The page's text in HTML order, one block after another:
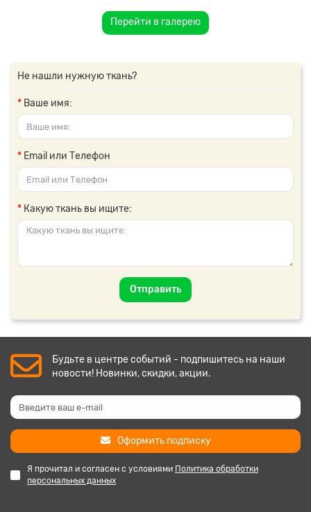
Перейти в галерею
Не нашли нужную ткань?
Ваше имя:
Email или Телефон
Какую ткань вы ищите:
Отправить
Будьте в центре событий - подпишитесь на наши
новости! Новинки, скидки, акции.
Оформить подписку
Я прочитал и согласен с условиями Политика обработки
персональных данных